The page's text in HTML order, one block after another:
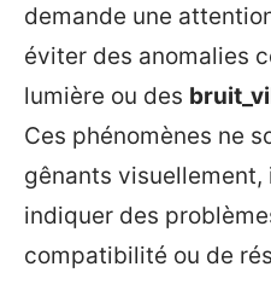
demande une
éviter des anomalies
lumière ou des
Ces phénomènes ne
gênants visuellement,
indiquer des
compatibilité ou de